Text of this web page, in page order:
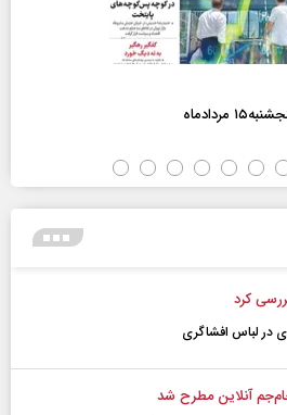
کرد
در لباس افشاگری
آنلاین مطرح شد